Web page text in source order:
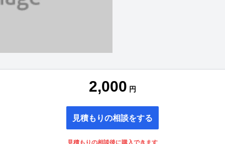
2,000 円
見積もりの相談をする
見積もりの相談後に購入できます